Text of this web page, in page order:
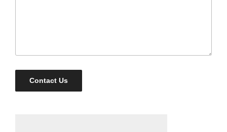
Contact Us